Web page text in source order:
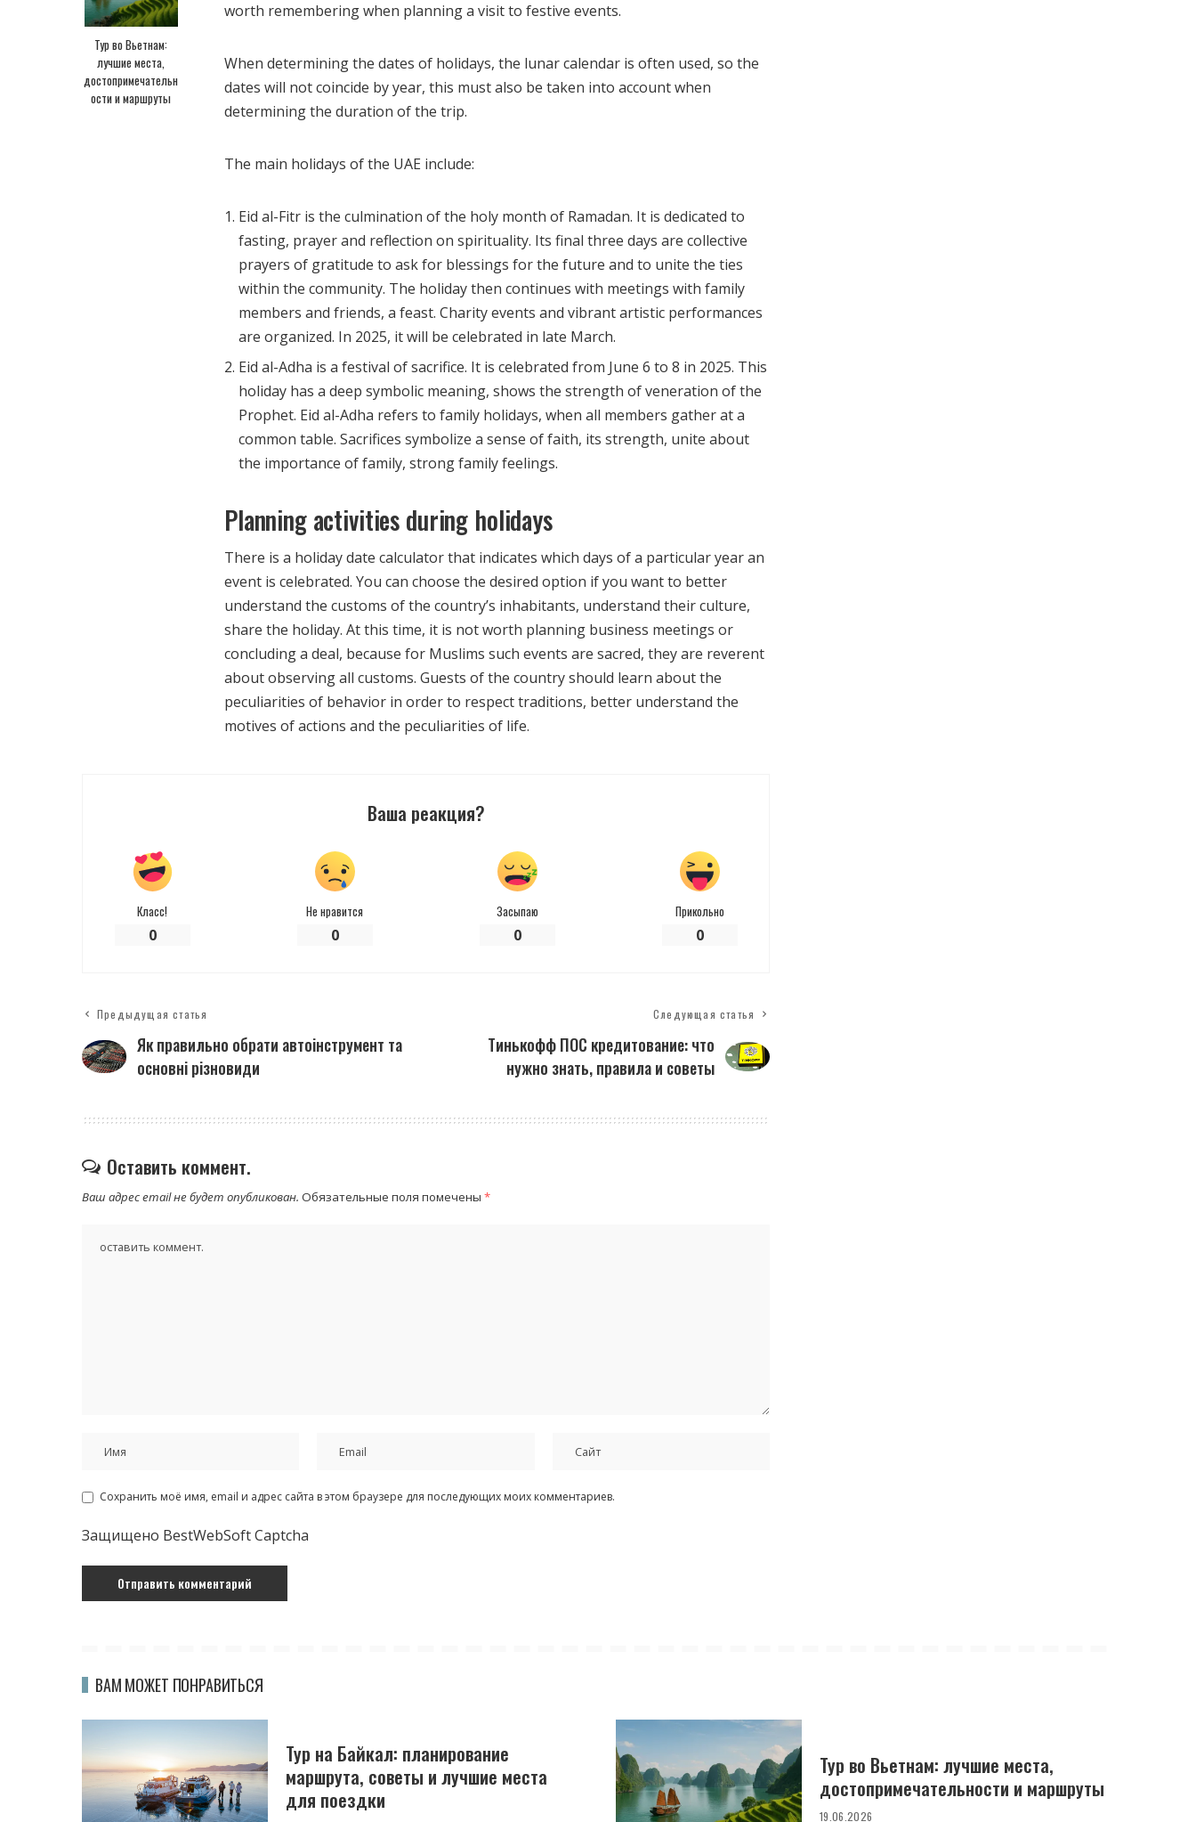
Тур во Вьетнам:
лучшие места,
достопримечательн
ости и маршруты
worth remembering when planning a visit to festive events.
When determining the dates of holidays, the lunar calendar is often used, so the
dates will not coincide by year, this must also be taken into account when
determining the duration of the trip.
The main holidays of the UAE include:
Eid al-Fitr is the culmination of the holy month of Ramadan. It is dedicated to
fasting, prayer and reflection on spirituality. Its final three days are collective
prayers of gratitude to ask for blessings for the future and to unite the ties
within the community. The holiday then continues with meetings with family
members and friends, a feast. Charity events and vibrant artistic performances
are organized. In 2025, it will be celebrated in late March.
Eid al-Adha is a festival of sacrifice. It is celebrated from June 6 to 8 in 2025. This
holiday has a deep symbolic meaning, shows the strength of veneration of the
Prophet. Eid al-Adha refers to family holidays, when all members gather at a
common table. Sacrifices symbolize a sense of faith, its strength, unite about
the importance of family, strong family feelings.
Planning activities during holidays
There is a holiday date calculator that indicates which days of a particular year an
event is celebrated. You can choose the desired option if you want to better
understand the customs of the country’s inhabitants, understand their culture,
share the holiday. At this time, it is not worth planning business meetings or
concluding a deal, because for Muslims such events are sacred, they are reverent
about observing all customs. Guests of the country should learn about the
peculiarities of behavior in order to respect traditions, better understand the
motives of actions and the peculiarities of life.
Ваша реакция?
Класс!
0
Не нравится
0
Засыпаю
0
Прикольно
0
Предыдущая статья
Як правильно обрати автоінструмент та
основні різновиди
Следующая статья
Тинькофф ПОС кредитование: что
нужно знать, правила и советы
Оставить коммент.
Ваш адрес email не будет опубликован. Обязательные поля помечены *
Сохранить моё имя, email и адрес сайта в этом браузере для последующих моих комментариев.
Защищено BestWebSoft Captcha
ВАМ МОЖЕТ ПОНРАВИТЬСЯ
Тур на Байкал: планирование
маршрута, советы и лучшие места
для поездки
Тур во Вьетнам: лучшие места,
достопримечательности и маршруты
19.06.2026